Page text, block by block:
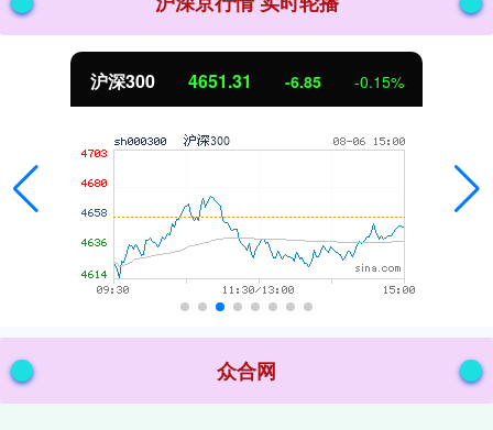
沪深300 4651.31 -6.85 -0.15%
众合网